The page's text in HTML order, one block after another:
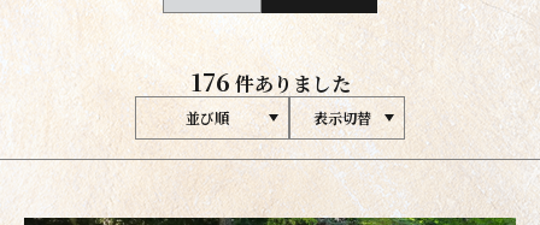
176 件ありました
並び順 表示切替